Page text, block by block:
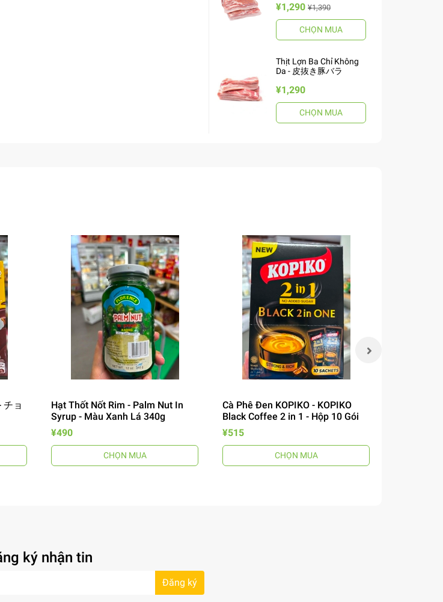
¥1,290 ¥1,390
CHỌN MUA
Thịt Lợn Ba Chỉ Không
Da - 皮抜き豚バラ
¥1,290
CHỌN MUA
チョ
Hạt Thốt Nốt Rim - Palm Nut In
Syrup - Màu Xanh Lá 340g
¥490
CHỌN MUA
Cà Phê Đen KOPIKO - KOPIKO
Black Coffee 2 in 1 - Hộp 10 Gói
¥515
CHỌN MUA
ký nhận tin
Đăng ký